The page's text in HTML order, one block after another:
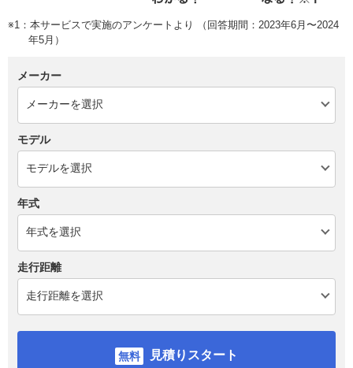
※1：本サービスで実施のアンケートより （回答期間：2023年6月〜2024
年5月）
メーカー
モデル
年式
走行距離
見積りスタート